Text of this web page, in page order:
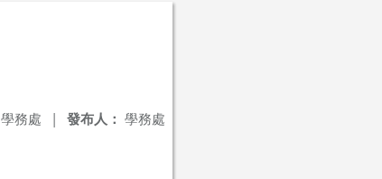
發布人： 學務處
學務處 |